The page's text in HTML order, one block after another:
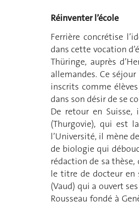
Réinventer l’école
Ferrière concrétise
dans cette vocation
Thüringe, auprès
allemandes. Ce
inscrits comme
dans son désir de se
De retour en
(Thurgovie), qui est
l’Université, il mène
de biologie qui
rédaction de sa thèse,
le titre de docteur en
(Vaud) qui a ouvert
Rousseau fondé à